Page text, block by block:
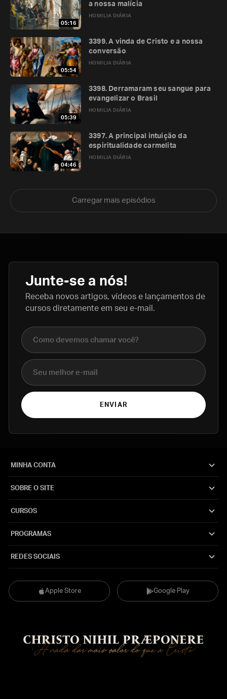
05:16
HOMILIA DIÁRIA
a nossa malícia
05:54
HOMILIA DIÁRIA
3399. A vinda de Cristo e a nossa
conversão
05:39
HOMILIA DIÁRIA
3398. Derramaram seu sangue para
evangelizar o Brasil
04:46
HOMILIA DIÁRIA
3397. A principal intuição da
espiritualidade carmelita
Carregar mais episódios
Junte-se a nós!
Receba novos artigos, vídeos e lançamentos de
cursos diretamente em seu e-mail.
Nome completo
E-mail
ENVIAR
Apple Store Google Play
MINHA CONTA
SOBRE O SITE
CURSOS
PROGRAMAS
REDES SOCIAIS